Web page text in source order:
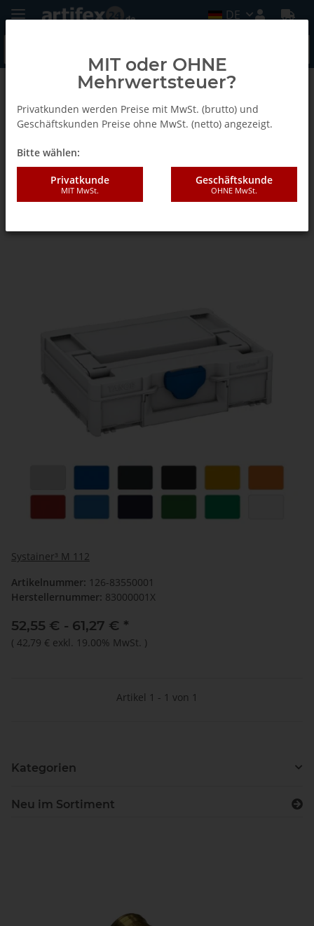
DE
Startseite
systainer³ M 112
Systainer³ M 112
Artikelnummer: 126-83550001
Herstellernummer: 83000001X
52,55 € - 61,27 € *
( 42,79 € exkl. 19.00% MwSt. )
Artikel 1 - 1 von 1
Kategorien
Neu im Sortiment
MIT oder OHNE
Mehrwertsteuer?
Privatkunden werden Preise mit MwSt. (brutto) und
Geschäftskunden Preise ohne MwSt. (netto) angezeigt.
Bitte wählen:
Privatkunde
MIT MwSt.
Geschäftskunde
OHNE MwSt.